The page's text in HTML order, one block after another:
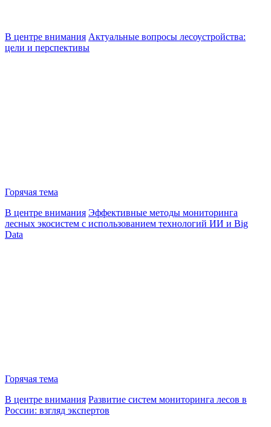
В центре внимания Актуальные вопросы лесоустройства:
цели и перспективы
Горячая тема
В центре внимания Эффективные методы мониторинга
лесных экосистем с использованием технологий ИИ и Big
Data
Горячая тема
В центре внимания Развитие систем мониторинга лесов в
России: взгляд экспертов